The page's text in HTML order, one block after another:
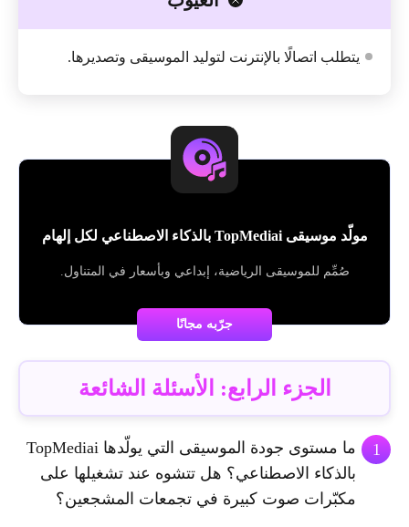
يتطلب اتصالًا بالإنترنت لتوليد الموسيقى وتصديرها.
مولّد موسيقى TopMediai بالذكاء الاصطناعي لكل إلهام
صُمِّم للموسيقى الرياضية، إبداعي وبأسعار في المتناول.
جرّبه مجانًا
الجزء الرابع: الأسئلة الشائعة
1
ما مستوى جودة الموسيقى التي يولّدها TopMediai
بالذكاء الاصطناعي؟ هل تتشوه عند تشغيلها على
مكبّرات صوت كبيرة في تجمعات المشجعين؟